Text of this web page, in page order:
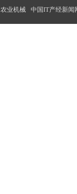
农业机械 中国IT产经新闻